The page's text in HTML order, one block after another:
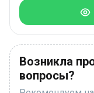
Возникла
вопросы?